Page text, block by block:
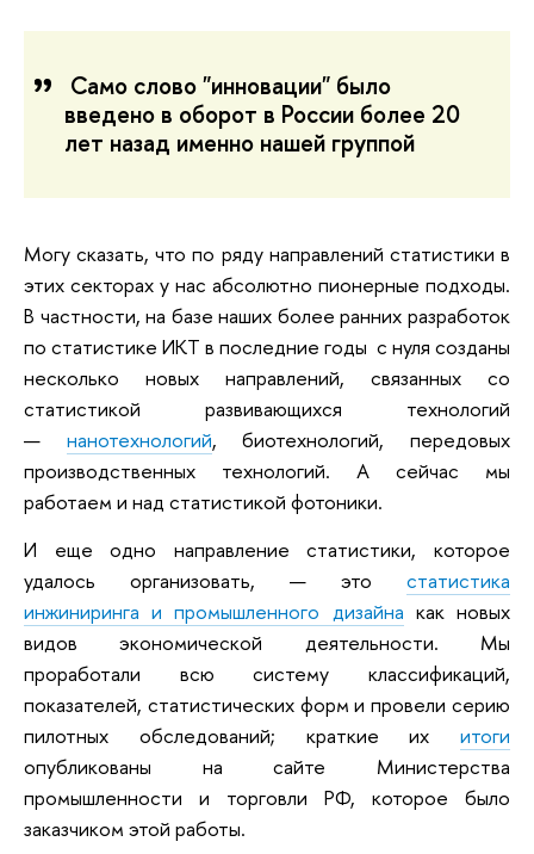
Само слово "инновации" было
введено в оборот в России более 20
лет назад именно нашей группой
Могу сказать, что по ряду направлений статистики в
этих секторах у нас абсолютно пионерные подходы.
В частности, на базе наших более ранних разработок
по статистике ИКТ в последние годы с нуля созданы
несколько новых направлений, связанных со
статистикой развивающихся технологий
— нанотехнологий, биотехнологий, передовых
производственных технологий. А сейчас мы
работаем и над статистикой фотоники.
И еще одно направление статистики, которое
удалось организовать, — это статистика
инжиниринга и промышленного дизайна как новых
видов экономической деятельности. Мы
проработали всю систему классификаций,
показателей, статистических форм и провели серию
пилотных обследований; краткие их итоги
опубликованы на сайте Министерства
промышленности и торговли РФ, которое было
заказчиком этой работы.